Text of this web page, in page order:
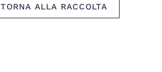
TORNA ALLA RACCOLTA